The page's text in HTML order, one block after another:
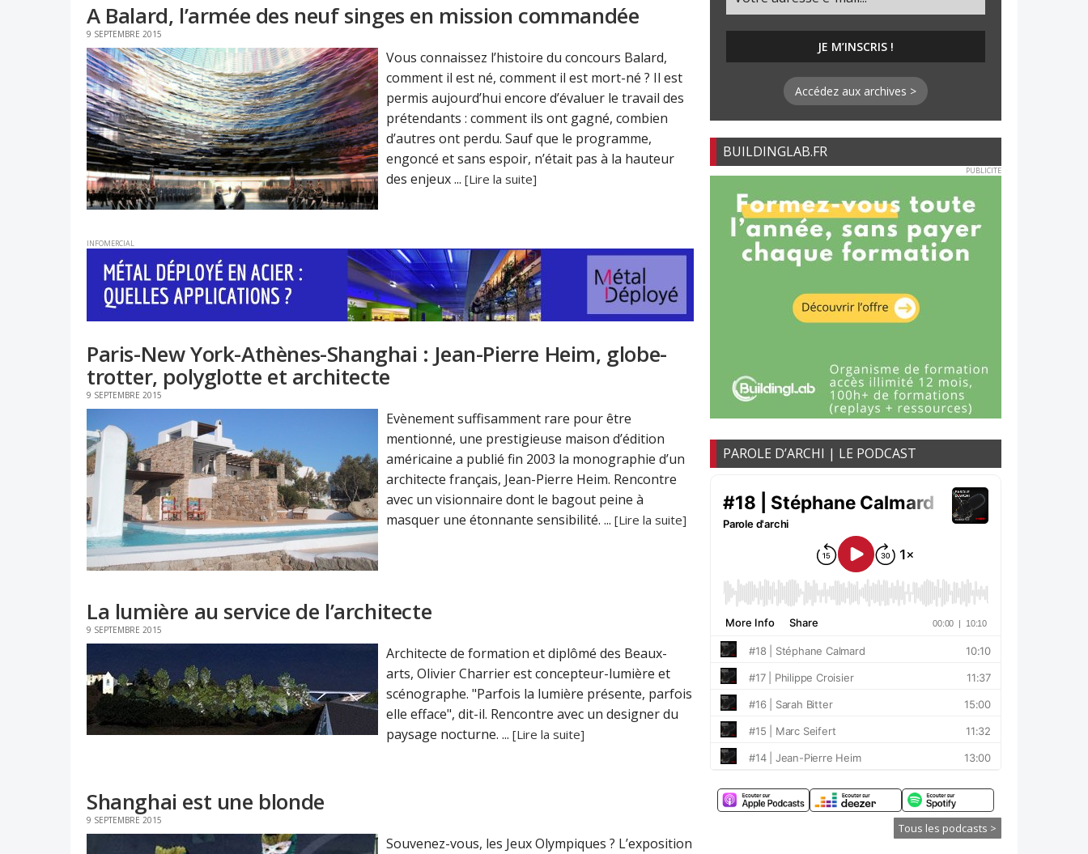
A Balard, l’armée des neuf singes en mission commandée
9 SEPTEMBRE 2015
Vous connaissez l’histoire du concours Balard,
comment il est né, comment il est mort-né ? Il est
permis aujourd’hui encore d’évaluer le travail des
prétendants : comment ils ont gagné, combien
d’autres ont perdu. Sauf que le programme,
engoncé et sans espoir, n’était pas à la hauteur
des enjeux ... [Lire la suite]
INFOMERCIAL
Paris-New York-Athènes-Shanghai : Jean-Pierre Heim, globe-
trotter, polyglotte et architecte
9 SEPTEMBRE 2015
Evènement suffisamment rare pour être
mentionné, une prestigieuse maison d’édition
américaine a publié fin 2003 la monographie d’un
architecte français, Jean-Pierre Heim. Rencontre
avec un visionnaire dont le bagout peine à
masquer une étonnante sensibilité. ... [Lire la suite]
La lumière au service de l’architecte
9 SEPTEMBRE 2015
Architecte de formation et diplômé des Beaux-
arts, Olivier Charrier est concepteur-lumière et
scénographe. "Parfois la lumière présente, parfois
elle efface", dit-il. Rencontre avec un designer du
paysage nocturne. ... [Lire la suite]
Shanghai est une blonde
9 SEPTEMBRE 2015
Souvenez-vous, les Jeux Olympiques ? L’exposition
Accédez aux archives >
BUILDINGLAB.FR
PUBLICITE
PAROLE D’ARCHI | LE PODCAST
Tous les podcasts >